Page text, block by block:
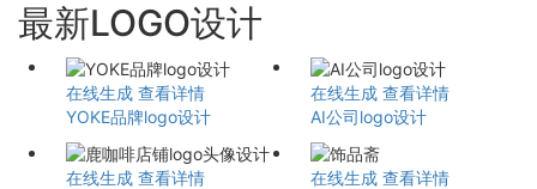
最新LOGO设计
在线生成 查看详情
YOKE品牌logo设计
在线生成 查看详情
AI公司logo设计
在线生成 查看详情
在线生成 查看详情